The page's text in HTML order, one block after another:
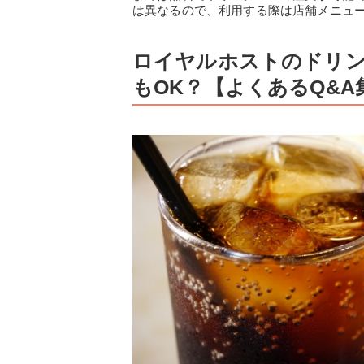
は異なるので、利用する際は店舗メニュ
ロイヤルホストのドリ
もOK？【よくあるQ&A